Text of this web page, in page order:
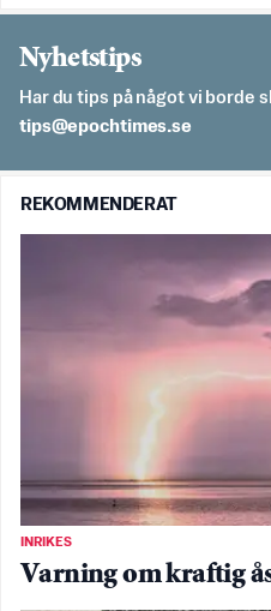
Nyhetstips
Har du tips på något vi borde
es.semithcope@spit
REKOMMENDERAT
INRIKES
Varning om kraftig